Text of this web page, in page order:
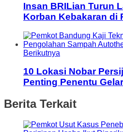
Insan BRILian Turun
Korban Kebakaran di
Berikutnya
10 Lokasi Nobar
Penting Penentu
Berita Terkait